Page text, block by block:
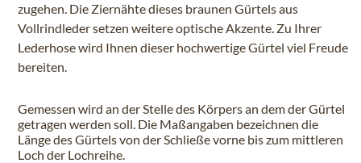
zugehen. Die Ziernähte dieses braunen Gürtels aus
Vollrindleder setzen weitere optische Akzente. Zu Ihrer
Lederhose wird Ihnen dieser hochwertige Gürtel viel Freude
bereiten.
Gemessen wird an der Stelle des Körpers an dem der Gürtel
getragen werden soll. Die Maßangaben bezeichnen die
Länge des Gürtels von der Schließe vorne bis zum mittleren
Loch der Lochreihe.